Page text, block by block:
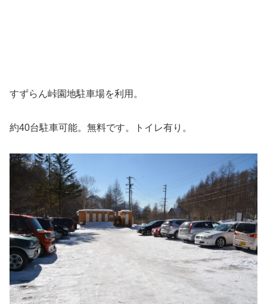
すずらん峠園地駐車場を利用。
約40台駐車可能。無料です。トイレ有り。